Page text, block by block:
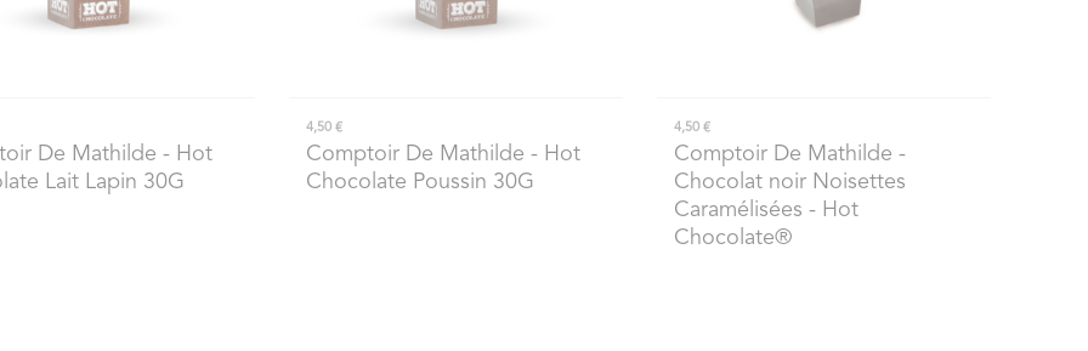
De Mathilde - Hot
Lait Lapin 30G
4,50 €
Comptoir De Mathilde - Hot
Chocolate Poussin 30G
4,50 €
Comptoir De Mathilde -
Chocolat noir Noisettes
Caramélisées - Hot
Chocolate®